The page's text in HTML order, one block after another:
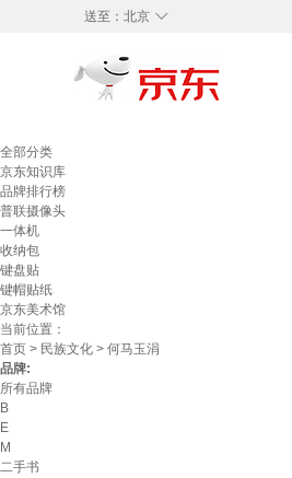
◇
送至： 北京
全部分类
京东知识库
品牌排行榜
普联摄像头
一体机
收纳包
键盘贴
键帽贴纸
京东美术馆
当前位置：
首页 > 民族文化 > 何马玉涓
品牌:
所有品牌
B
E
M
二手书